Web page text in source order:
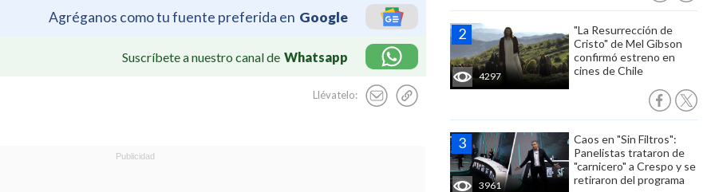
Agréganos como tu fuente preferida en Google
Suscríbete a nuestro canal de Whatsapp
Llévatelo:
4297
"La Resurrección de
Cristo" de Mel Gibson
confirmó estreno en
cines de Chile
3961
Caos en "Sin Filtros":
Panelistas trataron de
"carnicero" a Crespo y se
retiraron del programa